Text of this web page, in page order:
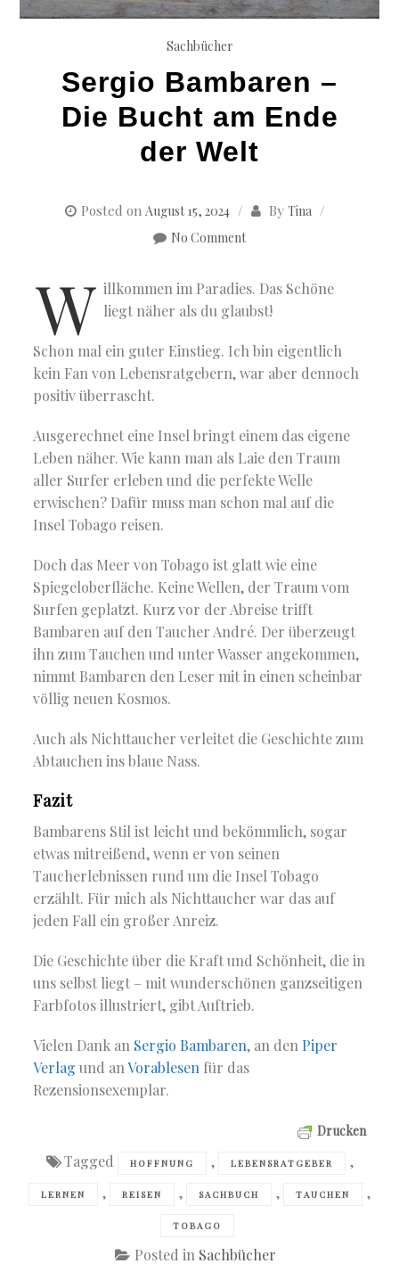
Sachbücher
Sergio Bambaren –
Die Bucht am Ende
der Welt
Posted on August 15, 2024 By Tina
No Comment
W illkommen im Paradies. Das Schöne
liegt näher als du glaubst!
Schon mal ein guter Einstieg. Ich bin eigentlich
kein Fan von Lebensratgebern, war aber dennoch
positiv überrascht.
Ausgerechnet eine Insel bringt einem das eigene
Leben näher. Wie kann man als Laie den Traum
aller Surfer erleben und die perfekte Welle
erwischen? Dafür muss man schon mal auf die
Insel Tobago reisen.
Doch das Meer von Tobago ist glatt wie eine
Spiegeloberfläche. Keine Wellen, der Traum vom
Surfen geplatzt. Kurz vor der Abreise trifft
Bambaren auf den Taucher André. Der überzeugt
ihn zum Tauchen und unter Wasser angekommen,
nimmt Bambaren den Leser mit in einen scheinbar
völlig neuen Kosmos.
Auch als Nichttaucher verleitet die Geschichte zum
Abtauchen ins blaue Nass.
Fazit
Bambarens Stil ist leicht und bekömmlich, sogar
etwas mitreißend, wenn er von seinen
Taucherlebnissen rund um die Insel Tobago
erzählt. Für mich als Nichttaucher war das auf
jeden Fall ein großer Anreiz.
Die Geschichte über die Kraft und Schönheit, die in
uns selbst liegt – mit wunderschönen ganzseitigen
Farbfotos illustriert, gibt Auftrieb.
Vielen Dank an Sergio Bambaren, an den Piper
Verlag und anVorablesen für das
Rezensionsexemplar.
Drucken
Tagged HOFFNUNG , LEBENSRATGEBER ,
LERNEN , REISEN , SACHBUCH , TAUCHEN ,
TOBAGO
Posted in Sachbücher